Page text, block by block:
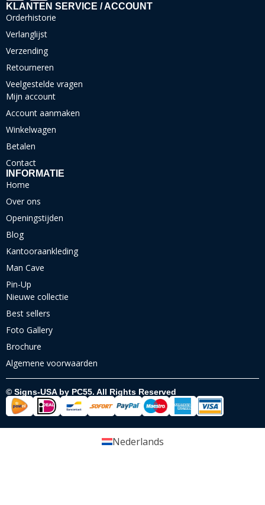
KLANTEN SERVICE / ACCOUNT
Orderhistorie
Verlanglijst
Verzending
Retourneren
Veelgestelde vragen
Mijn account
Account aanmaken
Winkelwagen
Betalen
Contact
INFORMATIE
Home
Over ons
Openingstijden
Blog
Kantooraankleding
Man Cave
Pin-Up
Nieuwe collectie
Best sellers
Foto Gallery
Brochure
Algemene voorwaarden
© Signs-USA by PC55. All Rights Reserved
Nederlands